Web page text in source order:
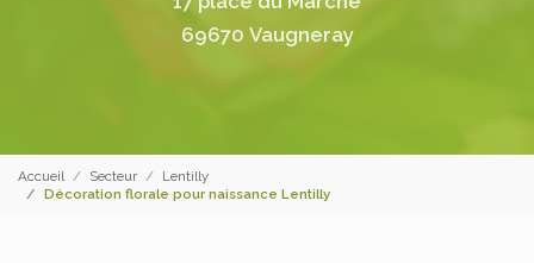
69670 Vaugneray
Accueil Secteur
Lentilly
Décoration florale pour naissance Lentilly